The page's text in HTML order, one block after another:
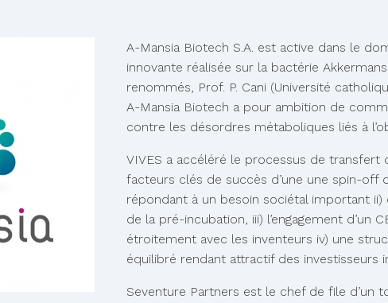
A-Mansia Biotech S.A. est active dans le
innovante réalisée sur la bactérie
renommés, Prof. P. Cani (Université
A-Mansia Biotech a pour ambition de
contre les désordres métaboliques liés à
VIVES a accéléré le processus de
facteurs clés de succès d’une une spin-off
répondant à un besoin sociétal important
de la pré-incubation, iii) l’engagement d’un
étroitement avec les inventeurs iv) une
équilibré rendant attractif des investisseurs
Seventure Partners est le chef de file d’un